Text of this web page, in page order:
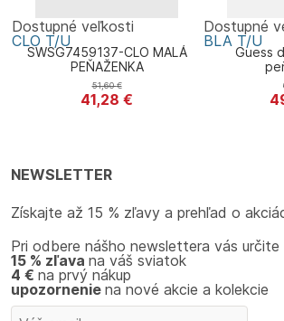
SWSG7459137-CLO MALÁ
PEŇAŽENKA
41,28 €
51,60€
Dostupné veľkosti
CLO T/U
Guess
Dostupné
BLA T/U
NEWSLETTER
Získajte až 15 % zľavy a prehľad o
Pri odbere nášho newslettera vás určite
15 % zľava na váš sviatok
4 € na prvý nákup
upozornenie na nové akcie a kolekcie